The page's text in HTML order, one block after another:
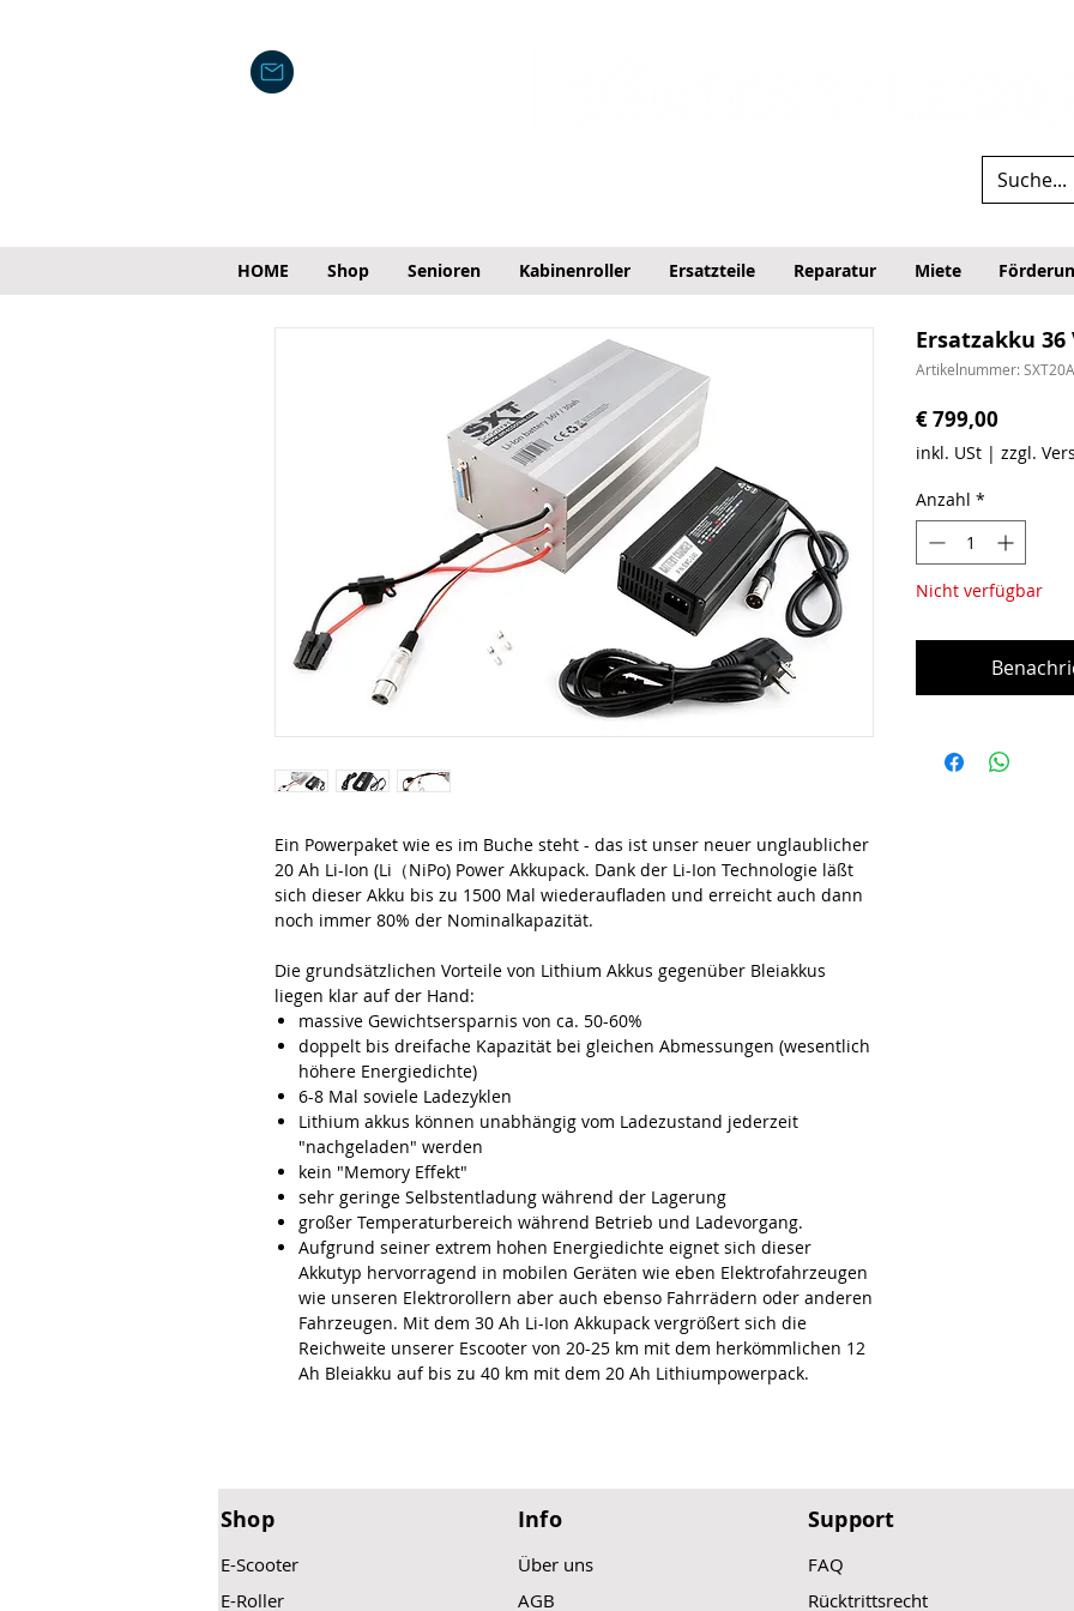
HOME Shop Senioren Kabinenroller Ersatzteile Reparatur Miete
Ein Powerpaket wie es im Buche steht - das ist unser neuer unglaublicher
20 Ah Li-Ion (Li（NiPo) Power Akkupack. Dank der Li-Ion Technologie läßt
sich dieser Akku bis zu 1500 Mal wiederaufladen und erreicht auch dann
noch immer 80% der Nominalkapazität.
Die grundsätzlichen Vorteile von Lithium Akkus gegenüber Bleiakkus
liegen klar auf der Hand:
massive Gewichtsersparnis von ca. 50-60%
doppelt bis dreifache Kapazität bei gleichen Abmessungen (wesentlich
höhere Energiedichte)
6-8 Mal soviele Ladezyklen
Lithium akkus können unabhängig vom Ladezustand jederzeit
"nachgeladen" werden
kein "Memory Effekt"
sehr geringe Selbstentladung während der Lagerung
großer Temperaturbereich während Betrieb und Ladevorgang.
Aufgrund seiner extrem hohen Energiedichte eignet sich dieser
Akkutyp hervorragend in mobilen Geräten wie eben Elektrofahrzeugen
wie unseren Elektrorollern aber auch ebenso Fahrrädern oder anderen
Fahrzeugen. Mit dem 30 Ah Li-Ion Akkupack vergrößert sich die
Reichweite unserer Escooter von 20-25 km mit dem herkömmlichen 12
Ah Bleiakku auf bis zu 40 km mit dem 20 Ah Lithiumpowerpack.
Ersatzakku 36
Artikelnummer:
€ 799,00Preis
inkl. USt| zzgl.
Anzahl *
Nicht verfügbar
Shop
E-Scooter
E-Roller
Info
Über uns
AGB
Support
FAQ
Rücktrittsrecht